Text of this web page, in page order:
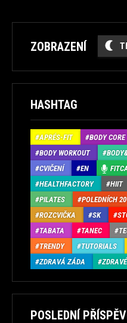
ZOBRAZENÍ
HASHTAG
APRÉS-FIT BODY CORE
BODY WORKOUT
CVIČENÍ
EN
HEALTHFACTORY
HIIT
PILATES
POLEDNÍCH 20
ROZCVIČKA
SK
TABATA
TANEC
TRENDY
TUTORIALS
ZDRAVÁ ZÁDA
POSLEDNÍ